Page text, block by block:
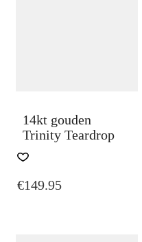
14kt gouden
Trinity Teardrop
€149.95